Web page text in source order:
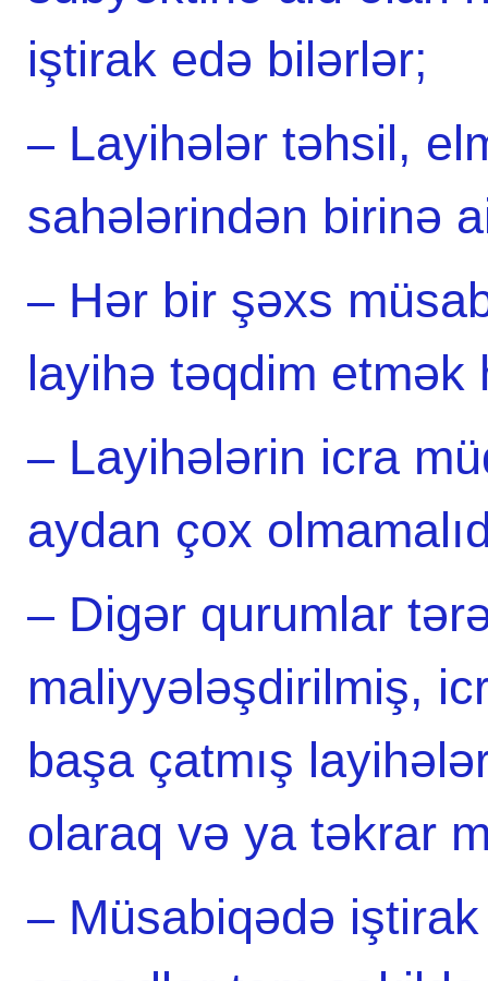
iştirak edə bilərlər;
– Layihələr təhsil,
sahələrindən birinə
– Hər bir şəxs
layihə təqdim etmək
– Layihələrin icra
aydan çox
– Digər qurumlar
maliyyələşdirilmiş,
başa çatmış
olaraq və ya təkrar
– Müsabiqədə